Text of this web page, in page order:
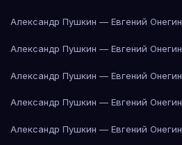
Александр Пушкин — Евгений Онегин
Александр Пушкин — Евгений Онегин
Александр Пушкин — Евгений Онегин
Александр Пушкин — Евгений Онегин
Александр Пушкин — Евгений Онегин